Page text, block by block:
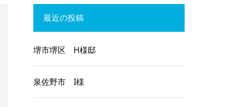
最近の投稿
堺市堺区 H様邸
泉佐野市 I様